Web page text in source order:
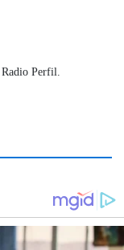
Perfil.